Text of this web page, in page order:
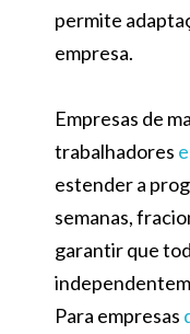
permite
empresa.
Empresas de
trabalhadores
estender a
semanas,
garantir que
Para empresas